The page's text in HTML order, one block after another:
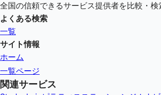
全国の信頼できるサービス提供者を比較・検
よくある検索
一覧
サイト情報
ホーム
一覧ページ
関連サービス